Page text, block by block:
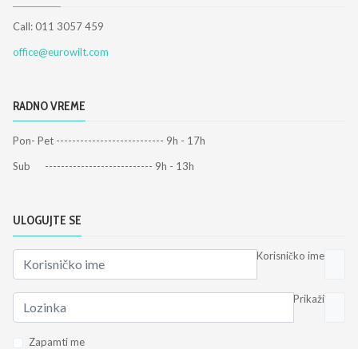
Call: 011 3057 459
office@eurowilt.com
RADNO VREME
Pon- Pet --------------------------- 9h - 17h
Sub --------------------------- 9h - 13h
ULOGUJTE SE
Korisničko ime
Prikaži
Zapamti me